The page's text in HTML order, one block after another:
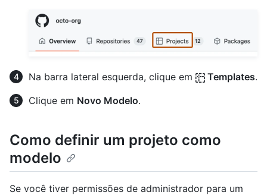
Na barra lateral esquerda, clique em Templates.
Clique em Novo Modelo.
Como definir um projeto como
modelo
Se você tiver permissões de administrador para um